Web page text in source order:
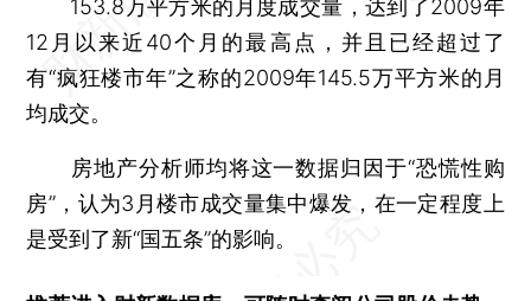
153.8万平方米的月度成交量，达到了2009年
12月以来近40个月的最高点，并且已经超过了
有“疯狂楼市年”之称的2009年145.5万平方米的月
均成交。
房地产分析师均将这一数据归因于“恐慌性购
房”，认为3月楼市成交量集中爆发，在一定程度上
是受到了新“国五条”的影响。